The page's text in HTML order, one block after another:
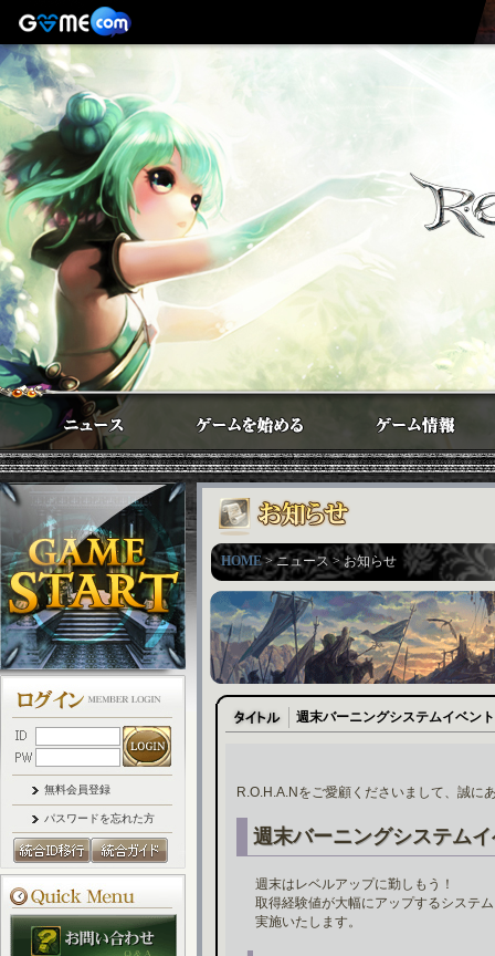
無料会員登録
パスワードを忘れた方
HOME> ニュース > お知らせ
週末バーニングシステムイベント
R.O.H.A.Nをご愛顧くださいまして、誠に
週末バーニングシステム
週末はレベルアップに勤しもう！
取得経験値が大幅にアップするシステ
実施いたします。